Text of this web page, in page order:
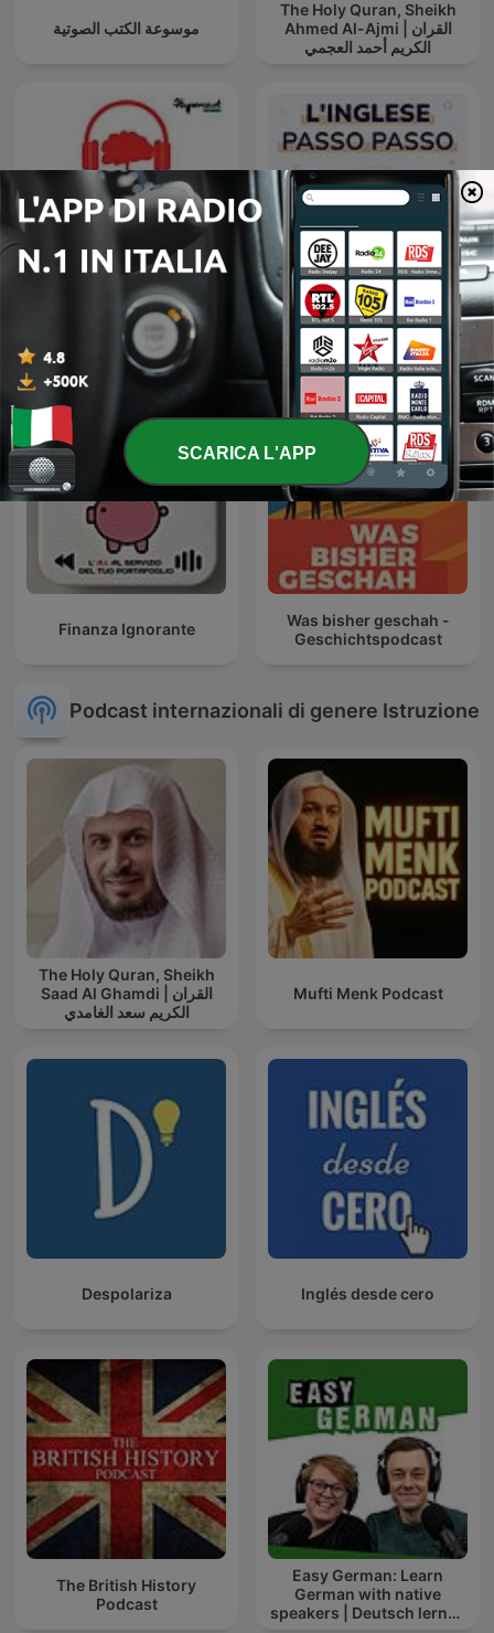
موسوعة الكتب الصوتية
The Holy Quran, Sheikh
Ahmed Al-Ajmi | القران
الكريم أحمد العجمي
Psicologia e Meditazione,
uno spazio per
ritrovarsi...di GOFFREDO
BORDESE
L'Inglese Passo Passo
Finanza Ignorante
Was bisher geschah -
Geschichtspodcast
Podcast internazionali di genere Istruzione
The Holy Quran, Sheikh
Saad Al Ghamdi | القران
الكريم سعد الغامدي
Mufti Menk Podcast
Despolariza Inglés desde cero
The British History
Podcast
Easy German: Learn
German with native
speakers | Deutsch lernen
SCARICA L'APP